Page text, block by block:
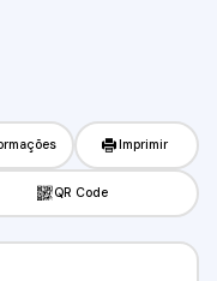
Imprimir
QR Code